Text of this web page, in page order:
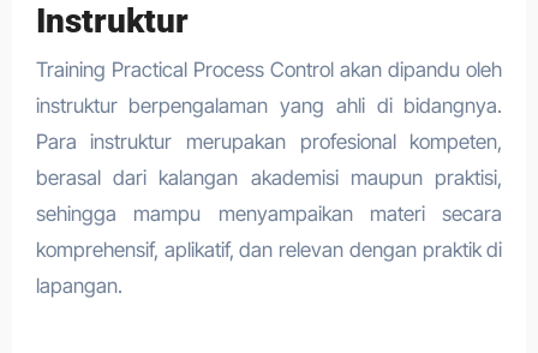
Instruktur
Training Practical Process Control akan dipandu oleh
instruktur berpengalaman yang ahli di bidangnya.
Para instruktur merupakan profesional kompeten,
berasal dari kalangan akademisi maupun praktisi,
sehingga mampu menyampaikan materi secara
komprehensif, aplikatif, dan relevan dengan praktik di
lapangan.